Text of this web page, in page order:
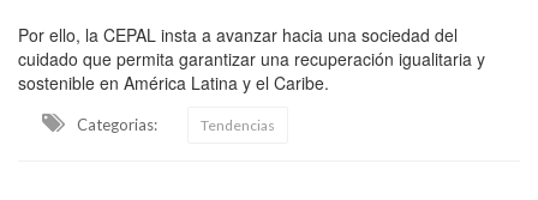
Por ello, la CEPAL insta a avanzar hacia una sociedad del
cuidado que permita garantizar una recuperación igualitaria y
sostenible en América Latina y el Caribe.
Categorias: Tendencias